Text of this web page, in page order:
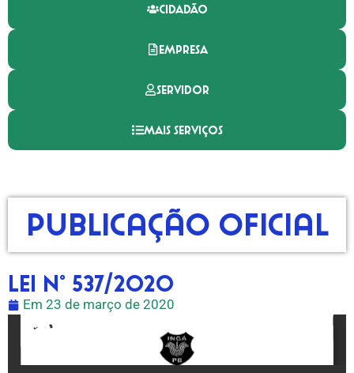
CIDADÃO
EMPRESA
SERVIDOR
MAIS SERVIÇOS
Publicação Oficial
LEI N° 537/2020
Em 23 de março de 2020